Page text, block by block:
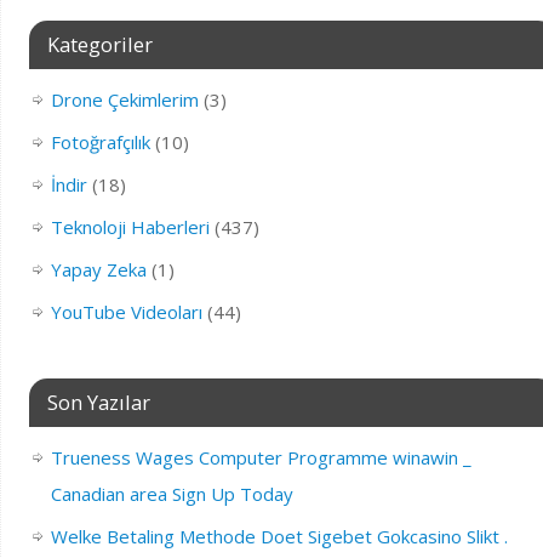
Kategoriler
Drone Çekimlerim (3)
Fotoğrafçılık(10)
İndir(18)
Teknoloji Haberleri (437)
Yapay Zeka (1)
YouTube Videoları (44)
Son Yazılar
Trueness Wages Computer Programme winawin _
Canadian area Sign Up Today
Welke Betaling Methode Doet Sigebet Gokcasino Slikt .